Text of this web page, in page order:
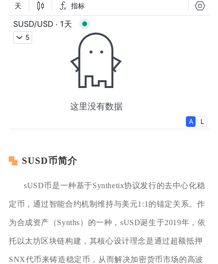
SUSD币简介
sUSD币是一种基于Synthetix协议发行的去中心化稳
定币，通过智能合约机制维持与美元1:1的锚定关系。作
为合成资产（Synths）的一种，sUSD诞生于2019年，依
托以太坊区块链构建，其核心设计理念是通过超额抵押
SNX代币来铸造稳定币，从而解决加密货币市场的高波